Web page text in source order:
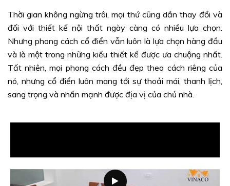
Thời gian không ngừng trôi, mọi thứ cũng dần thay đổi và
đối với thiết kế nội thất ngày càng có nhiều lựa chọn.
Nhưng phong cách cổ điển vẫn luôn là lựa chọn hàng đầu
và là một trong những kiểu thiết kế được ưa chuộng nhất.
Tất nhiên, mọi phong cách đều đẹp theo cách riêng của
nó, nhưng cổ điển luôn mang tới sự thoải mái, thanh lịch,
sang trọng và nhấn mạnh được địa vị của chủ nhà.